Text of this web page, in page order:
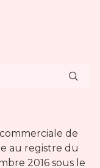
de
au registre du
2016 sous le